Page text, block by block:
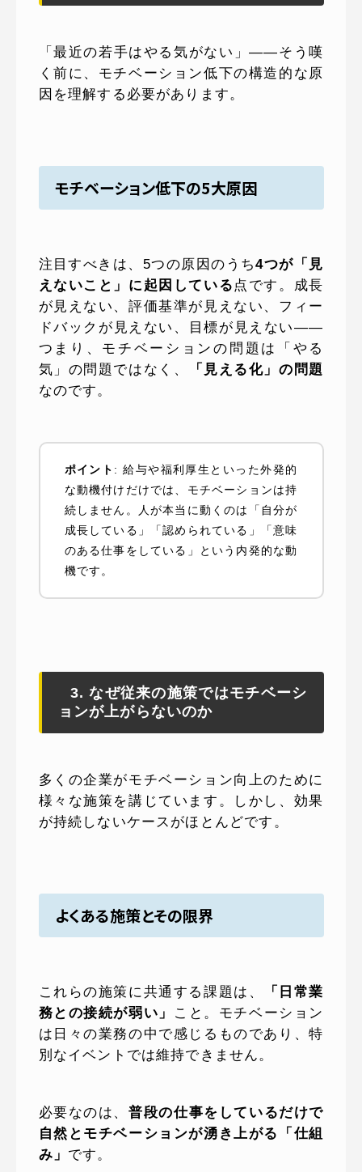
「最近の若手はやる気がない」——そう嘆
く前に、モチベーション低下の構造的な原
因を理解する必要があります。
モチベーション低下の5大原因
注目すべきは、5つの原因のうち4つが「見
えないこと」に起因している 点です。成長
が見えない、評価基準が見えない、フィー
ドバックが見えない、目標が見えない——
つまり、モチベーションの問題は「やる
気」の問題ではなく、
「見える化」の問題
なのです。
ポイント : 給与や福利厚生といった外発的
な動機付けだけでは、モチベーションは持
続しません。人が本当に動くのは「自分が
成長している」「認められている」「意味
のある仕事をしている」という内発的な動
機です。
3. なぜ従来の施策ではモチベーシ
ョンが上がらないのか
多くの企業がモチベーション向上のために
様々な施策を講じています。しかし、効果
が持続しないケースがほとんどです。
よくある施策とその限界
これらの施策に共通する課題は、
「日常業
務との接続が弱い」
こと。モチベーション
は日々の業務の中で感じるものであり、特
別なイベントでは維持できません。
必要なのは、普段の仕事をしているだけで
自然とモチベーションが湧き上がる「仕組
み」 です。